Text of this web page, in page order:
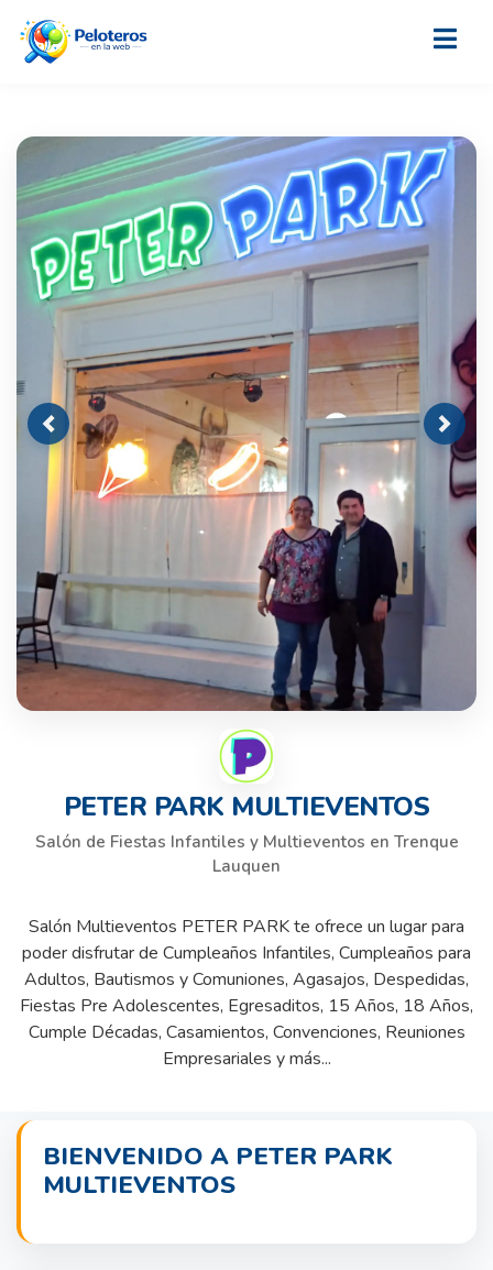
Previous Next
PETER PARK MULTIEVENTOS
Salón de Fiestas Infantiles y Multieventos en Trenque
Lauquen
Salón Multieventos PETER PARK te ofrece un lugar para
poder disfrutar de Cumpleaños Infantiles, Cumpleaños para
Adultos, Bautismos y Comuniones, Agasajos, Despedidas,
Fiestas Pre Adolescentes, Egresaditos, 15 Años, 18 Años,
Cumple Décadas, Casamientos, Convenciones, Reuniones
Empresariales y más...
BIENVENIDO A PETER PARK
MULTIEVENTOS